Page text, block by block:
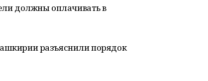
должны оплачивать в
разъяснили порядок